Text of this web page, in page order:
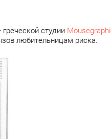
греческой студии
любительницам риска.